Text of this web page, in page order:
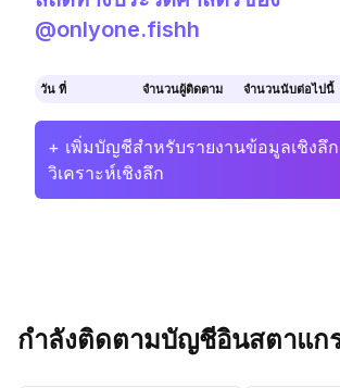
@onlyone.fishh
วัน ที่ จำนวนผู้ติดตาม จำนวนนับต่อไปนี้
+ เพิ่มบัญชีสำหรับรายงานข้อมูลเชิงลึ
วิเคราะห์เชิงลึก
กำลังติดตามบัญชีอินสตาแก